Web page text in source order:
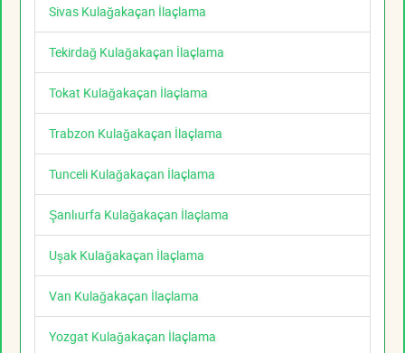
Sivas Kulağakaçan İlaçlama
Tekirdağ Kulağakaçan İlaçlama
Tokat Kulağakaçan İlaçlama
Trabzon Kulağakaçan İlaçlama
Tunceli Kulağakaçan İlaçlama
Şanlıurfa Kulağakaçan İlaçlama
Uşak Kulağakaçan İlaçlama
Van Kulağakaçan İlaçlama
Yozgat Kulağakaçan İlaçlama